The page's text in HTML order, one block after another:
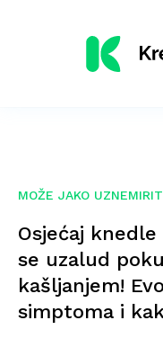
MOŽE JAKO
Osjećaj
se uzalud
kašljanjem!
simptoma i